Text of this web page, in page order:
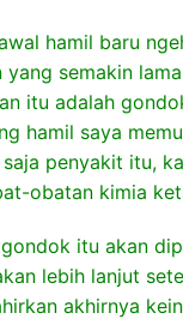
hamil baru
yang semakin
itu adalah
hamil saya
penyakit itu,
obatan kimia
itu akan
lebih lanjut
akhirnya